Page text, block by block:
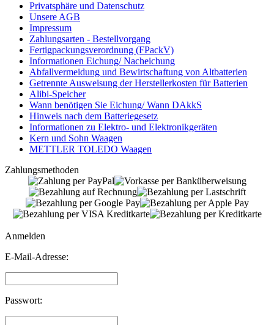
Privatsphäre und Datenschutz
Unsere AGB
Impressum
Zahlungsarten - Bestellvorgang
Fertigpackungsverordnung (FPackV)
Informationen Eichung/ Nacheichung
Abfallvermeidung und Bewirtschaftung von Altbatterien
Getrennte Ausweisung der Herstellerkosten für Batterien
Alibi-Speicher
Wann benötigen Sie Eichung/ Wann DAkkS
Hinweis nach dem Batteriegesetz
Informationen zu Elektro- und Elektronikgeräten
Kern und Sohn Waagen
METTLER TOLEDO Waagen
Zahlungsmethoden
Anmelden
E-Mail-Adresse:
Passwort: